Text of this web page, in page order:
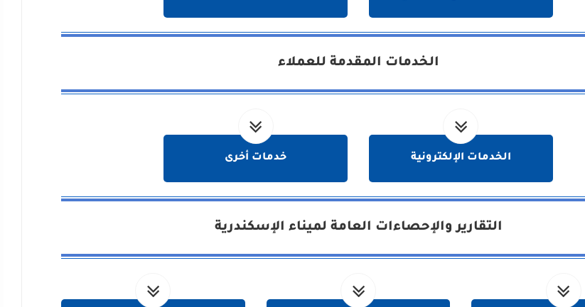
الخدمات المقدمة للعملاء
الخدمات الإلكترونية خدمات أخرى
التقارير والإحصاءات العامة لميناء الإسكندرية